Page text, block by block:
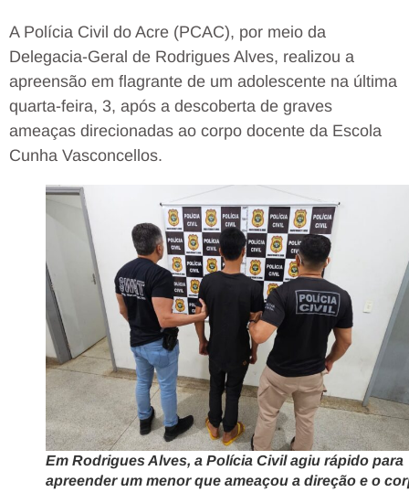
A Polícia Civil do Acre (PCAC), por meio da
Delegacia-Geral de Rodrigues Alves, realizou a
apreensão em flagrante de um adolescente na última
quarta-feira, 3, após a descoberta de graves
ameaças direcionadas ao corpo docente da Escola
Cunha Vasconcellos.
Em Rodrigues Alves, a Polícia Civil agiu rápido para
apreender um menor que ameaçou a direção e o